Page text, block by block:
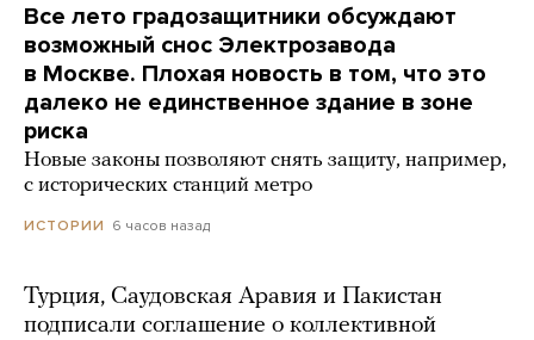
Все лето градозащитники обсуждают
возможный снос Электрозавода
в Москве. Плохая новость в том, что это
далеко не единственное здание в зоне
риска
Новые законы позволяют снять защиту, например,
с исторических станций метро
ИСТОРИИ 6 часов назад
Турция, Саудовская Аравия и Пакистан
подписали соглашение о коллективной